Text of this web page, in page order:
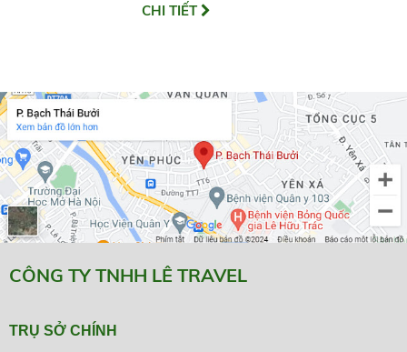
CHI TIẾT
CÔNG TY TNHH LÊ TRAVEL
TRỤ SỞ CHÍNH